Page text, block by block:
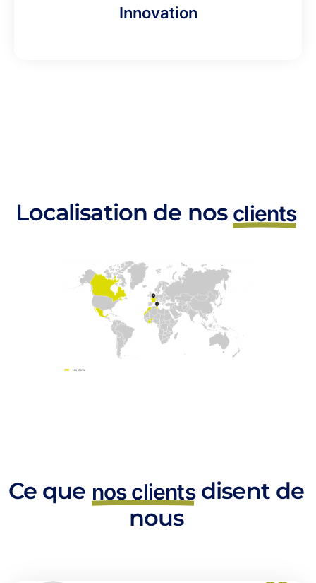
Innovation
Localisation de nos clients
Ce que nos clientsdisent de
nous